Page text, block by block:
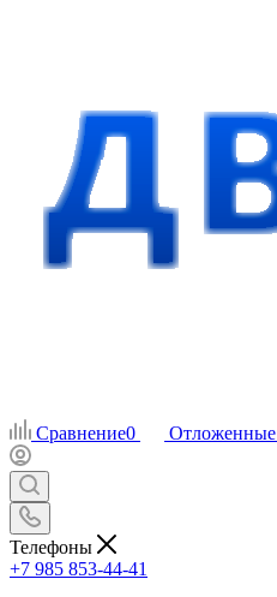
Сравнение0 Отложенные
Телефоны
+7 985 853-44-41